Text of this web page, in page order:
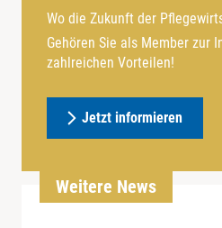
Wo die Zukunft der
Gehören Sie als Member zur
zahlreichen Vorteilen!
Jetzt informieren
Weitere News